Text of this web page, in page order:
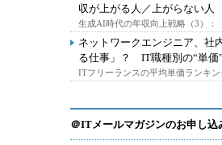
収が上がる人／上がらない人
生成AI時代の年収向上戦略（3）：
ネットワークエンジニア、社
る仕事」？ IT職種別の“単価
ITフリーランスの平均単価ランキン
＠ITメールマガジンのお申し込